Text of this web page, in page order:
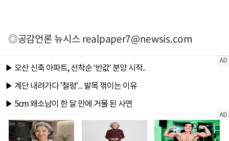
◎공감언론 뉴시스realpaper7@newsis.com